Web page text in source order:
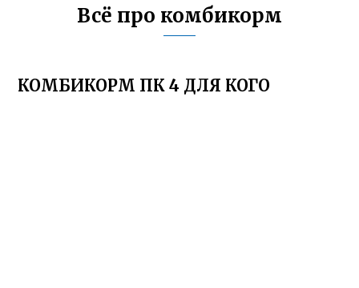
Всё про комбикорм
КОМБИКОРМ ПК 4 ДЛЯ КОГО